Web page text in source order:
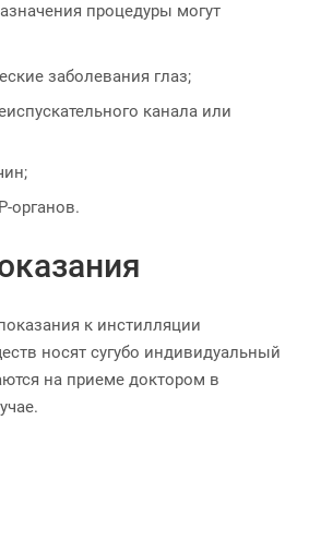
процедуры могут
заболевания глаз;
канала или
органов.
к инстилляции
носят сугубо индивидуальный
на приеме доктором в